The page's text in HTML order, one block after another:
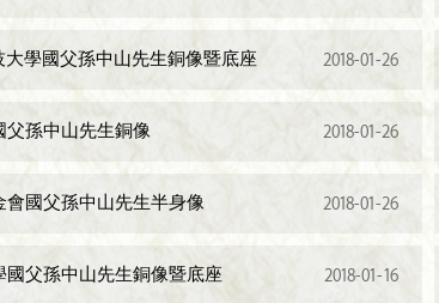
2018-01-26
大學國父孫中山先生銅像暨底座
2018-01-26
父孫中山先生銅像
2018-01-26
會國父孫中山先生半身像
2018-01-16
國父孫中山先生銅像暨底座